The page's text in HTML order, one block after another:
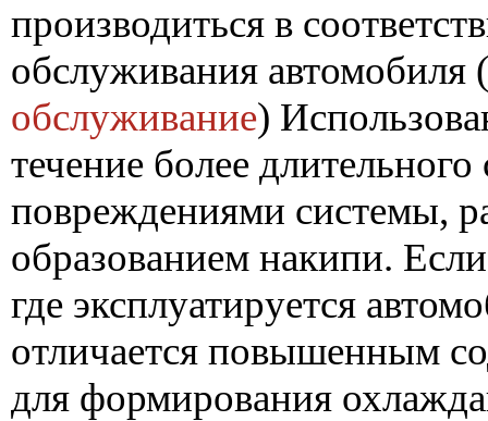
производиться в
обслуживания автомобиля
обслуживание)
течение более
повреждениями системы,
образованием накипи.
где эксплуатируется
отличается повышенным
для формирования